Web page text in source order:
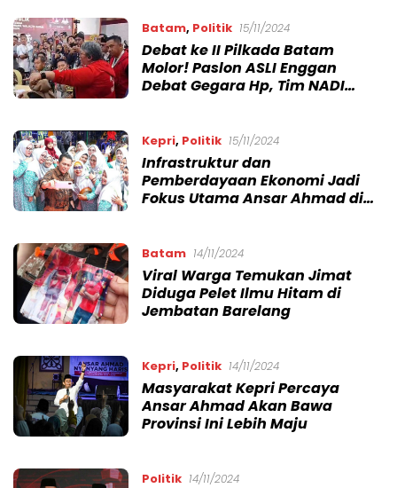
Batam, Politik 15/11/2024
Debat ke II Pilkada Batam
Molor! Paslon ASLI Enggan
Debat Gegara Hp, Tim NADI
Kepri, Politik 15/11/2024
Infrastruktur dan
Pemberdayaan Ekonomi Jadi
Fokus Utama Ansar Ahmad di
Batam 14/11/2024
Viral Warga Temukan Jimat
Diduga Pelet Ilmu Hitam di
Jembatan Barelang
Kepri, Politik 14/11/2024
Masyarakat Kepri Percaya
Ansar Ahmad Akan Bawa
Provinsi Ini Lebih Maju
Politik 14/11/2024